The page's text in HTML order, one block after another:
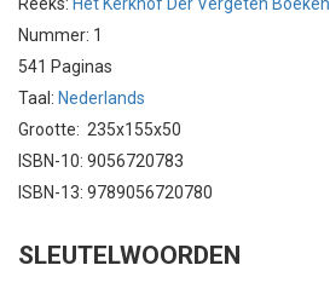
Nummer: 1
541 Paginas
Taal: Nederlands
Grootte: 235x155x50
ISBN-10: 9056720783
ISBN-13: 9789056720780
SLEUTELWOORDEN